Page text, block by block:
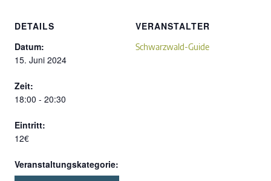
DETAILS
Datum:
15. Juni 2024
Zeit:
18:00 - 20:30
Eintritt:
12€
Veranstaltungskategorie:
VERANSTALTER
Schwarzwald-Guide